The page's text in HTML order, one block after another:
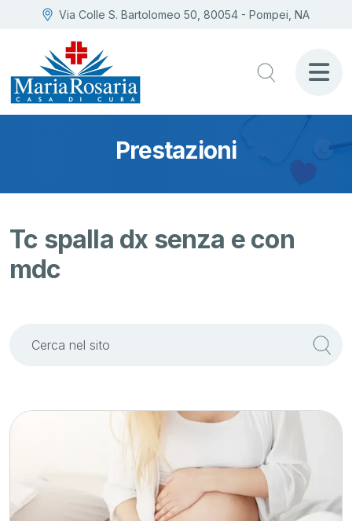
Via Colle S. Bartolomeo 50, 80054 - Pompei, NA
Prestazioni
Tc spalla dx senza e con
mdc